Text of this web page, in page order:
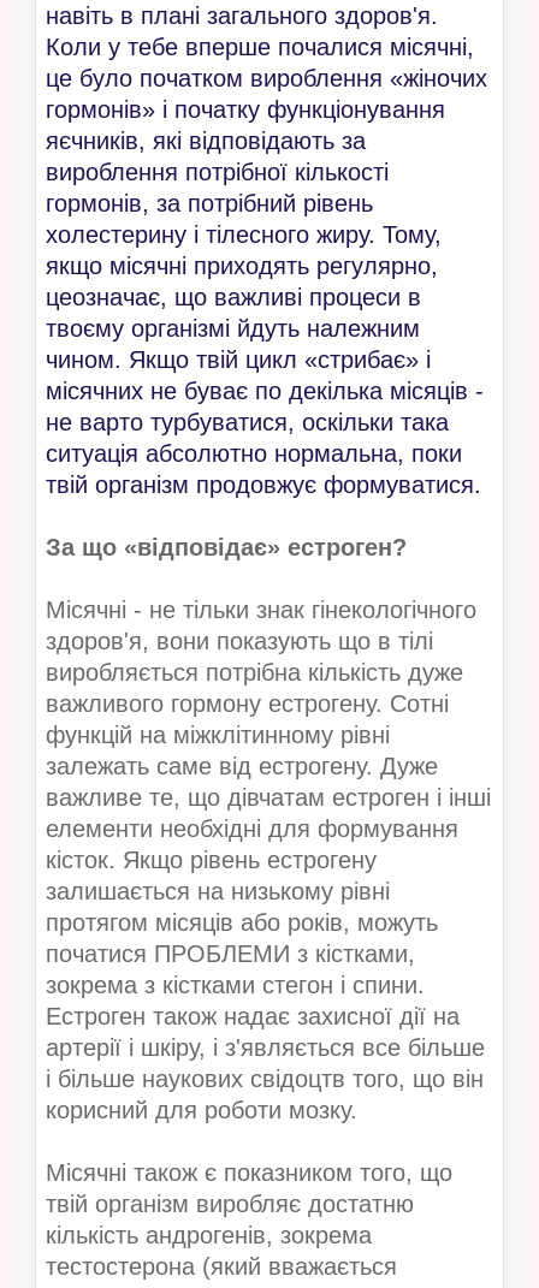
навіть в плані загального здоров'я.
Коли у тебе вперше почалися місячні,
це було початком вироблення «жіночих
гормонів» і початку функціонування
яєчників, які відповідають за
вироблення потрібної кількості
гормонів, за потрібний рівень
холестерину і тілесного жиру. Тому,
якщо місячні приходять регулярно,
цеозначає, що важливі процеси в
твоєму організмі йдуть належним
чином. Якщо твій цикл «стрибає» і
місячних не буває по декілька місяців -
не варто турбуватися, оскільки така
ситуація абсолютно нормальна, поки
твій організм продовжує формуватися.
За що «відповідає» естроген?
Місячні - не тільки знак гінекологічного
здоров'я, вони показують що в тілі
виробляється потрібна кількість дуже
важливого гормону естрогену. Сотні
функцій на міжклітинному рівні
залежать саме від естрогену. Дуже
важливе те, що дівчатам естроген і інші
елементи необхідні для формування
кісток. Якщо рівень естрогену
залишається на низькому рівні
протягом місяців або років, можуть
початися ПРОБЛЕМИ з кістками,
зокрема з кістками стегон і спини.
Естроген також надає захисної дії на
артерії і шкіру, і з'являється все більше
і більше наукових свідоцтв того, що він
корисний для роботи мозку.
Місячні також є показником того, що
твій організм виробляє достатню
кількість андрогенів, зокрема
тестостерона (який вважається